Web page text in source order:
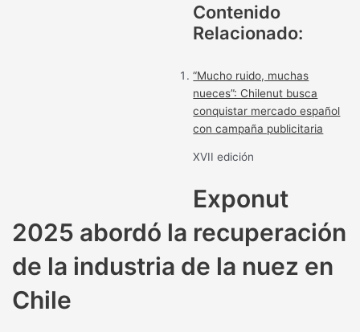
Contenido
Relacionado:
“Mucho ruido, muchas
nueces”: Chilenut busca
conquistar mercado español
con campaña publicitaria
XVII edición
Exponut
2025 abordó la recuperación
de la industria de la nuez en
Chile